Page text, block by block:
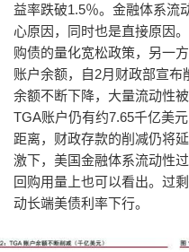
益率跌破1.5％。金融体系流
心原因，同时也是直接原因
购债的量化宽松政策，另一
账户余额，自2月财政部宣
余额不断下降，大量流动性
TGA账户仍有约7.65千亿美
距离，财政存款的削减仍将
激下，美国金融体系流动性
回购用量上也可以看出。过
动长端美债利率下行。